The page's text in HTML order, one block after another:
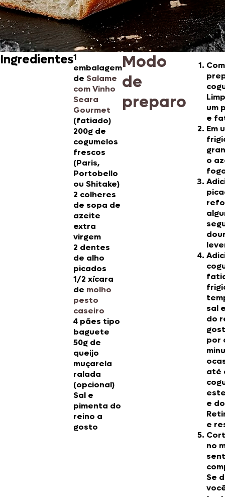
Ingredientes1
embalagem
de Salame
com Vinho
Seara
Gourmet
(fatiado)
200g de
cogumelos
frescos
(Paris,
Portobello
ou Shitake)
2 colheres
de sopa de
azeite
extra
virgem
2 dentes
de alho
picados
1/2 xícara
de molho
pesto
caseiro
4 pães tipo
baguete
50g de
queijo
muçarela
ralada
(opcional)
Sal e
pimenta do
reino a
gosto
Modo
de
preparo
um
e
Em
o
sal
do
por
até
e
e
no
Se